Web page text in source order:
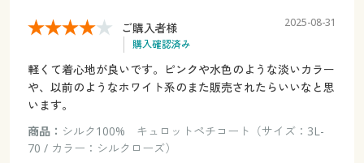
ご購入者様
購入確認済み
2025-08-31
軽くて着心地が良いです。ピンクや水色のような淡いカラー
や、以前のようなホワイト系のまた販売されたらいいなと思
います。
商品： シルク100% キュロットペチコート（サイズ：3L-
70 / カラー：シルクローズ）